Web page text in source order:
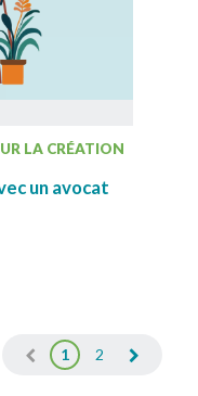
LA CRÉATION
un avocat
1 2